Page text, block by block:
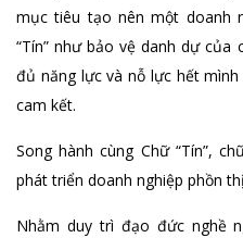
mục tiêu tạo nên một doanh
“Tín” như bảo vệ danh dự của
đủ năng lực và nỗ lực hết
cam kết.
Song hành cùng Chữ “Tín”,
phát triển doanh nghiệp phồn
Nhằm duy trì đạo đức nghề